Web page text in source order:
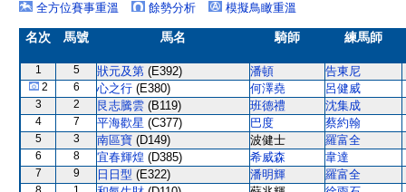
全方位賽事重溫
餘勢分析 模擬鳥瞰重溫
名次 馬號 馬名 騎師 練馬師
1 5 狀元及第 (E392) 潘頓 告東尼
2 6 心之行 (E380) 何澤堯 呂健威
3 2 艮志騰雲 (B119) 班德禮 沈集成
4 7 平海歡星 (C377) 巴度 蔡約翰
5 3 南區寶 (D149) 波健士 羅富全
6 8 宜春輝煌 (D385) 希威森 韋達
7 9 日日型 (E322) 潘明輝 羅富全